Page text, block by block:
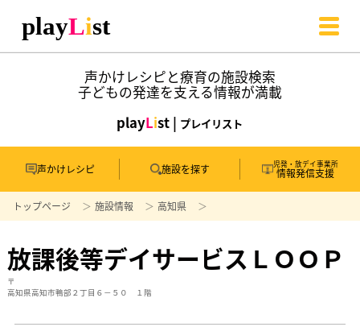
声かけレシピと療育の施設検索
子どもの発達を支える情報が満載
playList | プレイリスト
声かけレシピ 施設を探す 児発・放デイ事業所
情報発信支援
トップページ 施設情報 高知県
放課後等デイサービスＬＯＯＰ
〒
高知県高知市鴨部２丁目６－５０ １階